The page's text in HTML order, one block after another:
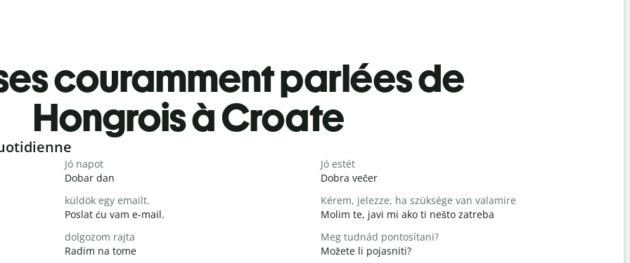
couramment parlées de
Hongrois à Croate
Jó napot
Dobar dan
Jó estét
Dobra večer
küldök egy emailt.
Poslat ću vam e-mail.
Kérem, jelezze, ha szüksége van valamire
Molim te, javi mi ako ti nešto zatreba
dolgozom rajta
Radim na tome
Meg tudnád pontosítani?
Možete li pojasniti?